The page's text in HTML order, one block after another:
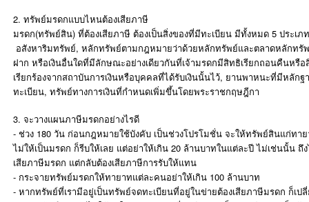
2. ทรัพย์มรดกแบบไหนต้องเสียภาษี
มรดก(ทรัพย์สิน) ที่ต้องเสียภาษี ต้องเป็นสิ่งของที่มีทะเบียน มีทั้งหมด 5 ประเภ
อสังหาริมทรัพย์, หลักทรัพย์ตามกฎหมายว่าด้วยหลักทรัพย์และตลาดหลักทรั
ฝาก หรือเงินอื่นใดที่มีลักษณะอย่างเดียวกันที่เจ้ามรดกมีสิทธิเรียกถอนคืนหรื
เรียกร้องจากสถาบันการเงินหรือบุคคลที่ได้รับเงินนั้นไว้, ยานพาหนะที่มีหลักฐ
ทะเบียน, ทรัพย์ทางการเงินที่กำหนดเพิ่มขึ้นโดยพระราชกฤษฎีกา
3. จะวางแผนภาษีมรดกอย่างไรดี
- ช่วง 180 วัน ก่อนกฎหมายใช้บังคับ เป็นช่วงโปรโมชั่น จะให้ทรัพย์สินแก่ทาย
ไม่ให้เป็นมรดก ก็รีบให้เลย แต่อย่าให้เกิน 20 ล้านบาทในแต่ละปี ไม่เช่นนั้น ถึ
เสียภาษีมรดก แต่กลับต้องเสียภาษีการรับให้แทน
- กระจายทรัพย์มรดกให้ทายาทแต่ละคนอย่าให้เกิน 100 ล้านบาท
- หากทรัพย์ที่เรามีอยู่เป็นทรัพย์จดทะเบียนที่อยู่ในข่ายต้องเสียภาษีมรดก ก็เป